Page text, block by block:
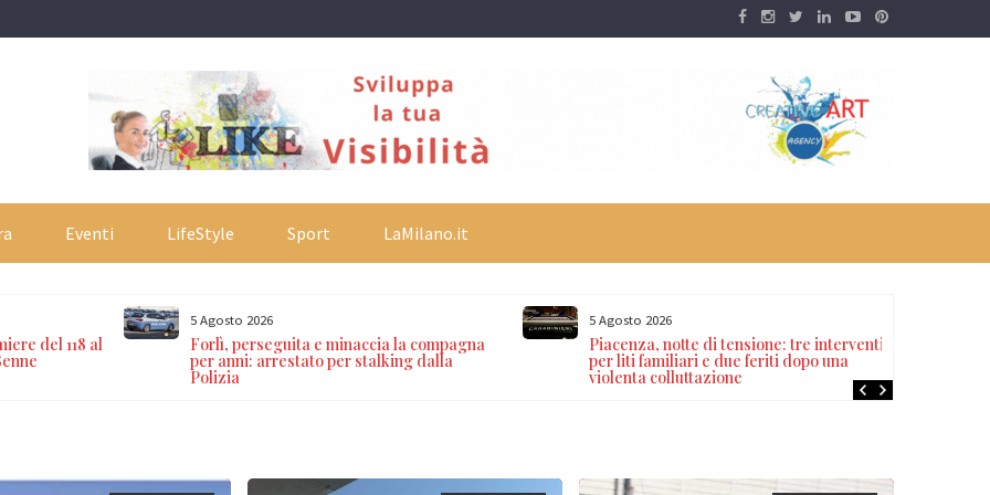
Eventi LifeStyle Sport LaMilano.it
del 118 al
5 Agosto 2026
Forlì, perseguita e minaccia la compagna
per anni: arrestato per stalking dalla
Polizia
5 Agosto 2026
Piacenza, notte di tensione: tre interventi
per liti familiari e due feriti dopo una
violenta colluttazione